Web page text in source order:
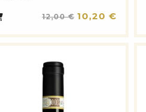
12,00 € 10,20 €